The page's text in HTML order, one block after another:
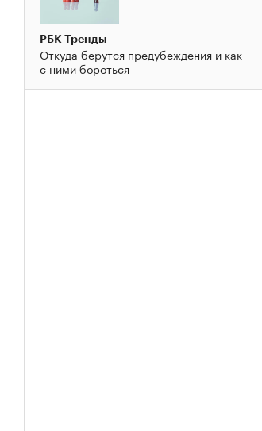
РБК Тренды
Откуда берутся предубеждения и как
с ними бороться